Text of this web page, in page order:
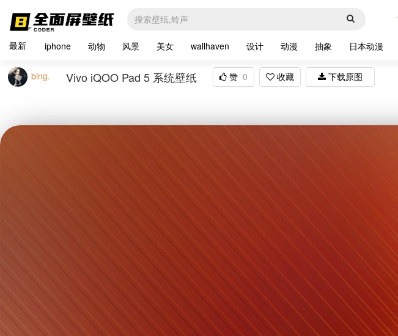
最新 iphone 动物 风景 美女 wallhaven 设计 动漫 抽象 日本动漫
bing. Vivo iQOO Pad 5 系统壁纸 赞 0 收藏 下载原图